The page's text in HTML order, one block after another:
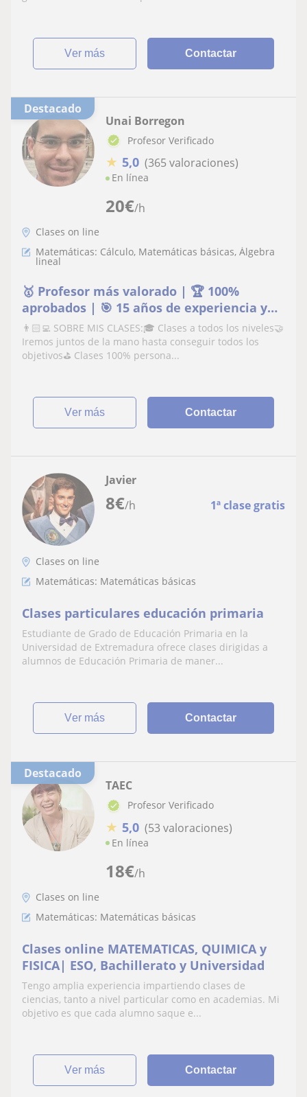
ver más Contactar
Destacado
20€/h
Unai Borregon
Profesor Verificado
★ 5,0 (365 valoraciones)
En línea
Clases on line
Matemáticas: Cálculo, Matemáticas básicas, Álgebra
lineal
🥇 Profesor más valorado | 🏆 100%
aprobados | 🎯 15 años de experiencia y
1100 alumnos
👨🏻‍💻 SOBRE MIS CLASES:🎓 Clases a todos los niveles🤝
Iremos juntos de la mano hasta conseguir todos los
objetivos⛳️ Clases 100% persona...
ver más Contactar
8€/h 1ª clase gratis
Javier
Clases on line
Matemáticas: Matemáticas básicas
Clases particulares educación primaria
Estudiante de Grado de Educación Primaria en la
Universidad de Extremadura ofrece clases dirigidas a
alumnos de Educación Primaria de maner...
ver más Contactar
Destacado
18€/h
TAEC
Profesor Verificado
★ 5,0 (53 valoraciones)
En línea
Clases on line
Matemáticas: Matemáticas básicas
Clases online MATEMATICAS, QUIMICA y
FISICA| ESO, Bachillerato y Universidad
Tengo amplia experiencia impartiendo clases de
ciencias, tanto a nivel particular como en academias. Mi
objetivo es que cada alumno saque e...
ver más Contactar